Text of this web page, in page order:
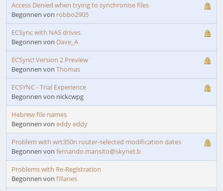
Access Denied when trying to synchronise files
Begonnen von robbo2905
ECSync with NAS drives
Begonnen von Dave_A
ECSync! Version 2 Preview
Begonnen von Thomas
ECSYNC - Trial Experience
Begonnen von nickcwpg
Hebrew file names
Begonnen von eddy eddy
Problem with wrt350n router-selected modification dates
Begonnen von fernando.mansito@skynet.b
Problems with Re-Registration
Begonnen von fillanes